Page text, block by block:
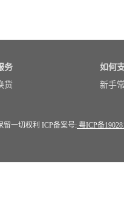
务
货
如何
新手
一切权利 ICP备案号: 粤ICP备